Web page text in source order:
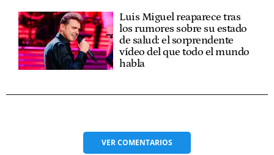
Luis Miguel reaparece tras
los rumores sobre su estado
de salud: el sorprendente
vídeo del que todo el mundo
habla
VERCOMENTARIOS